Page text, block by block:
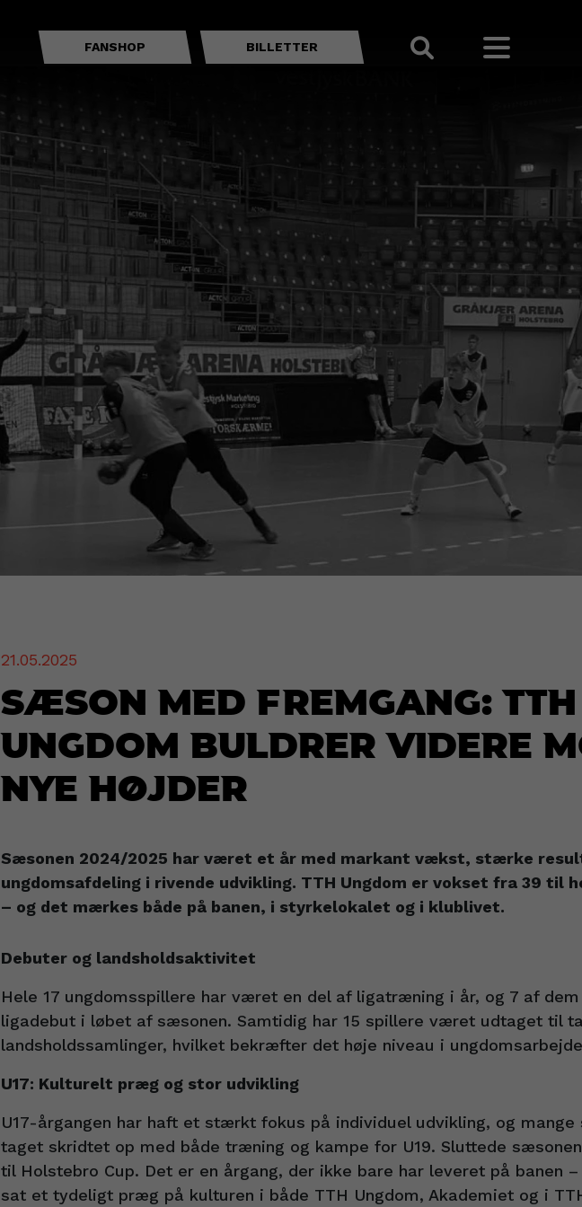
FANSHOP BILLETTER
21.05.2025
Sæson med fremgang: TTH
Ungdom buldrer videre
nye højder
Sæsonen 2024/2025 har været et år med markant vækst, stærke
ungdomsafdeling i rivende udvikling. TTH Ungdom er vokset fra 39 til
– og det mærkes både på banen, i styrkelokalet og i klublivet.
Debuter og landsholdsaktivitet
Hele 17 ungdomsspillere har været en del af ligatræning i år, og 7 af
ligadebut i løbet af sæsonen. Samtidig har 15 spillere været udtaget til
landsholdssamlinger, hvilket bekræfter det høje niveau i
U17: Kulturelt præg og stor udvikling
U17-årgangen har haft et stærkt fokus på individuel udvikling, og mange
taget skridtet op med både træning og kampe for U19. Sluttede
til Holstebro Cup. Det er en årgang, der ikke bare har leveret på banen
sat et tydeligt præg på kulturen i både TTH Ungdom, Akademiet og i